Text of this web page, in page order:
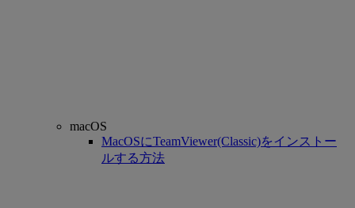
macOS
MacOSにTeamViewer(Classic)をインストー
ルする方法